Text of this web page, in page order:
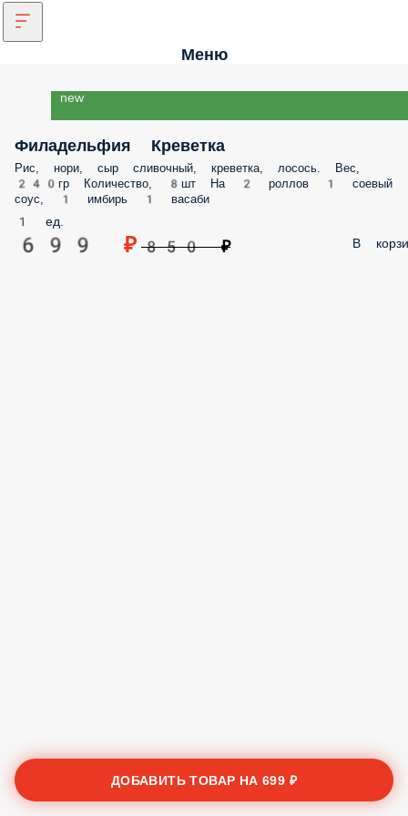
Меню
new
Филадельфия Креветка
Рис, нори, сыр сливочный, креветка, лосось. Вес,
240гр Количество, 8шт На 2 роллов 1 соевый
соус, 1 имбирь 1 васаби
1 ед.
699 ₽ 850 ₽ В
ДОБАВИТЬ ТОВАР НА699 ₽